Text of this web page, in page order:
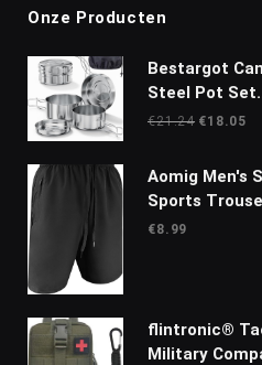
Onze Producten
Bestargot
Steel Pot
€21.24
was:
€18.05
is:
Aomig Men's
Sports
€8.99
flintronic®
Military